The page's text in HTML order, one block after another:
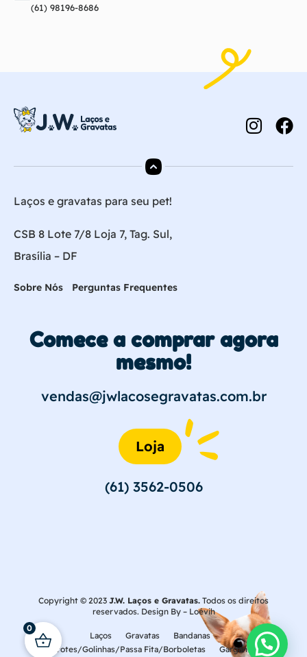
(61) 98196-8686
Laços e gravatas para seu pet!
CSB 8 Lote 7/8 Loja 7, Tag. Sul,
Brasília – DF
Sobre Nós Perguntas Frequentes
Comece a comprar agora
mesmo!
vendas@jwlacosegravatas.com.br
Loja
(61) 3562-0506
Copyright © 2023 J.W. Laços e Gravatas. Todos os direitos
reservados. Design By – Loévih
Laços Gravatas
Bandanas
Laçarotes/Golinhas/Passa Fita/Borboletas
Gargantilhas
0